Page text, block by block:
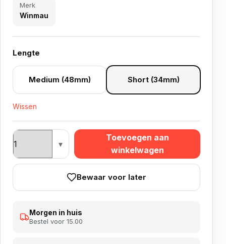
Merk
Winmau
Lengte
Medium (48mm) Short (34mm)
Wissen
Winmau Stratos aantal
Toevoegen aan
winkelwagen
Bewaar voor later
Morgen in huis
Bestel voor 15.00